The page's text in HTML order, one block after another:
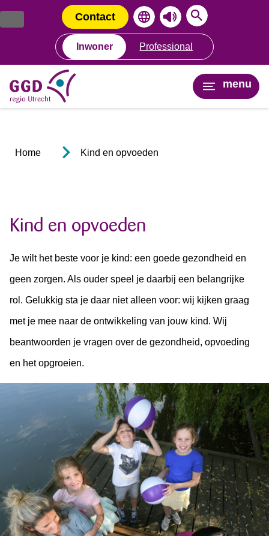
naar
de
naar
de
Contact
Inwoner Professional
menu
Home Kind en opvoeden
Kind en opvoeden
Je wilt het beste voor je kind: een goede gezondheid en
geen zorgen. Als ouder speel je daarbij een belangrijke
rol. Gelukkig sta je daar niet alleen voor: wij kijken graag
met je mee naar de ontwikkeling van jouw kind. Wij
beantwoorden je vragen over de gezondheid, opvoeding
en het opgroeien.